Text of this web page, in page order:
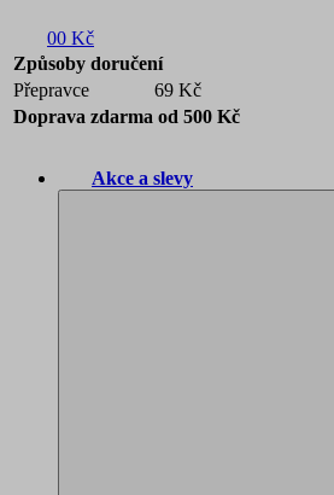
00 Kč
Způsoby doručení
Přepravce
69 Kč
Doprava zdarma od 500 Kč
Akce a slevy